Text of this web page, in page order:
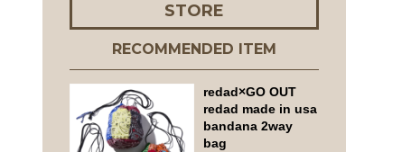
STORE
RECOMMENDED ITEM
redad×GO OUT
redad made in usa
bandana 2way
bag